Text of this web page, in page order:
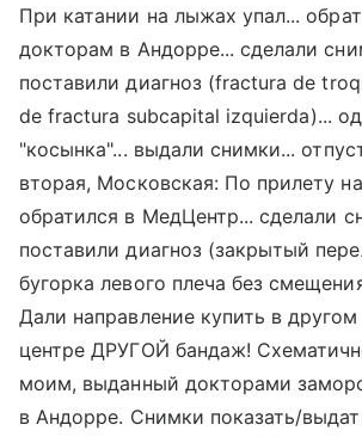
При катании на лыжах упал...
докторам в Андорре... сделали
поставили диагноз (fractura de
de fractura subcapital izquierda)...
"косынка"... выдали снимки...
вторая, Московская: По прилету
обратился в МедЦентр... сделали
поставили диагноз (закрытый
бугорка левого плеча без
Дали направление купить в
центре ДРУГОЙ бандаж!
моим, выданный докторами
в Андорре. Снимки показать/